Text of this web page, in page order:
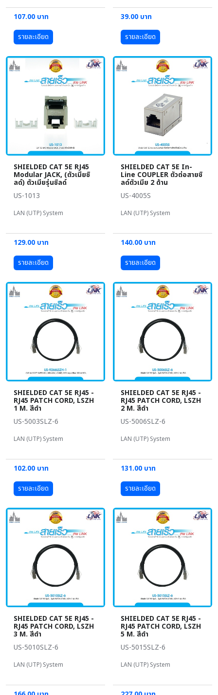
107.00 บาท
รายละเอียด
39.00 บาท
รายละเอียด
SHIELDED CAT 5E RJ45
Modular JACK, (ตัวเมียชิ
ลด์) ตัวเมียรุ่นชิลด์
US-1013
LAN (UTP) System
129.00 บาท
รายละเอียด
SHIELDED CAT 5E In-
Line COUPLER ตัวต่อสายชิ
ลด์ตัวเมีย 2 ด้าน
US-4005S
LAN (UTP) System
140.00 บาท
รายละเอียด
SHIELDED CAT 5E RJ45 -
RJ45 PATCH CORD, LSZH
1 M. สีดำ
US-5003SLZ-6
LAN (UTP) System
102.00 บาท
รายละเอียด
SHIELDED CAT 5E RJ45 -
RJ45 PATCH CORD, LSZH
2 M. สีดำ
US-5006SLZ-6
LAN (UTP) System
131.00 บาท
รายละเอียด
SHIELDED CAT 5E RJ45 -
RJ45 PATCH CORD, LSZH
3 M. สีดำ
US-5010SLZ-6
LAN (UTP) System
SHIELDED CAT 5E RJ45 -
RJ45 PATCH CORD, LSZH
5 M. สีดำ
US-5015SLZ-6
LAN (UTP) System